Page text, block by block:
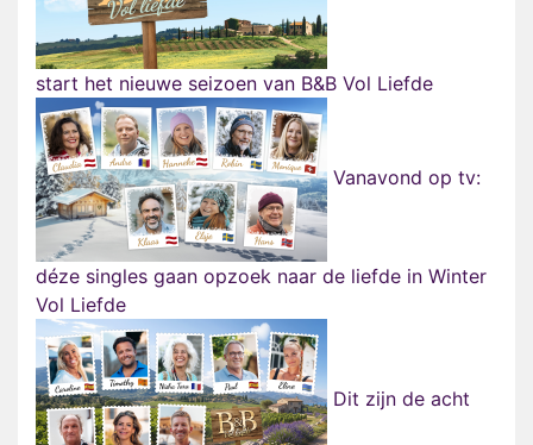
start het nieuwe seizoen van B&B Vol Liefde
Vanavond op tv:
déze singles gaan opzoek naar de liefde in Winter
Vol Liefde
Dit zijn de acht